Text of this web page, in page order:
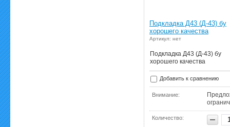
Подкладка Д43 (Д-43) бу
хорошего качества
Артикул: нет
Подкладка Д43 (Д-43) бу
хорошего качества
Добавить к сравнению
Внимание:
Количество: